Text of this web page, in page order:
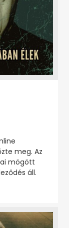
meg. Az
mögött
áll.